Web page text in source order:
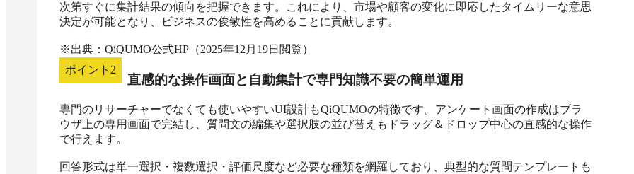
次第すぐに集計結果の傾向を把握できます。これにより、市場や顧客の変化に即応したタイムリーな意思
決定が可能となり、ビジネスの俊敏性を高めることに貢献します。
※出典：QiQUMO公式HP（2025年12月19日閲覧）
ポイント 2
直感的な操作画面と自動集計で専門知識不要の簡単運用
専門のリサーチャーでなくても使いやすいUI設計もQiQUMOの特徴です。アンケート画面の作成はブラ
ウザ上の専用画面で完結し、質問文の編集や選択肢の並び替えもドラッグ＆ドロップ中心の直感的な操作
で行えます。
回答形式は単一選択・複数選択・評価尺度など必要な種類を網羅しており、典型的な質問テンプレートも